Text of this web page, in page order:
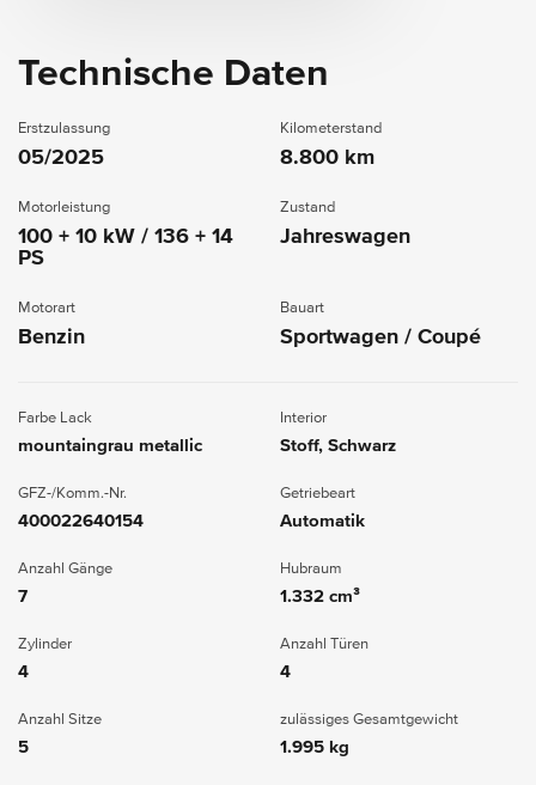
Technische Daten
Erstzulassung
05/2025
Kilometerstand
8.800 km
Motorleistung
100 + 10 kW / 136 + 14
PS
Zustand
Jahreswagen
Motorart
Benzin
Bauart
Sportwagen / Coupé
Farbe Lack
mountaingrau metallic
Interior
Stoff, Schwarz
GFZ-/Komm.-Nr.
400022640154
Getriebeart
Automatik
Anzahl Gänge
7
Hubraum
1.332 cm³
Zylinder
4
Anzahl Türen
4
Anzahl Sitze
5
zulässiges Gesamtgewicht
1.995 kg